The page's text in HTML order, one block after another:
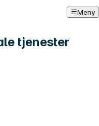
Meny
tjenester